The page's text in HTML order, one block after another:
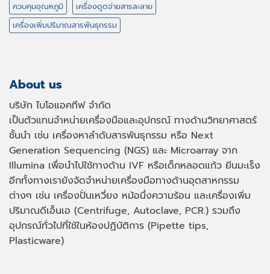
ควบคุมอุณหภูมิ
เครื่องดูดจ่ายสารละลาย
เครื่องเพิ่มปริมาณสารพันธุกรรม
About us
บริษัท ไบโอแอคทีฟ จำกัด
เป็นตัวแทนจำหน่ายเครื่องมือและอุปกรณ์ ทางด้านวิทยาศาสตร์
ชั้นนำ เช่น เครื่องหาลำดับสารพันธุกรรม หรือ Next
Generation Sequencing (NGS) และ Microarray จาก
Illumina เพื่อนำไปใช้ทางด้าน IVF หรือเด็กหลอดแก้ว ยีนมะเร็ง
อีกทั้งทางเรายังจัดจำหน่ายเครื่องมือทางด้านอุตสาหกรรม
ต่างๆ เช่น เครื่องปั่นเหวี่ยง หม้อนึ่งความร้อน และเครื่องเพิ่ม
ปริมาณดีเอ็นเอ (Centrifuge, Autoclave, PCR.) รวมถึง
อุปกรณ์ทั่วไปที่ใช้ในห้องปฏิบัติการ (Pipette tips,
Plasticware)